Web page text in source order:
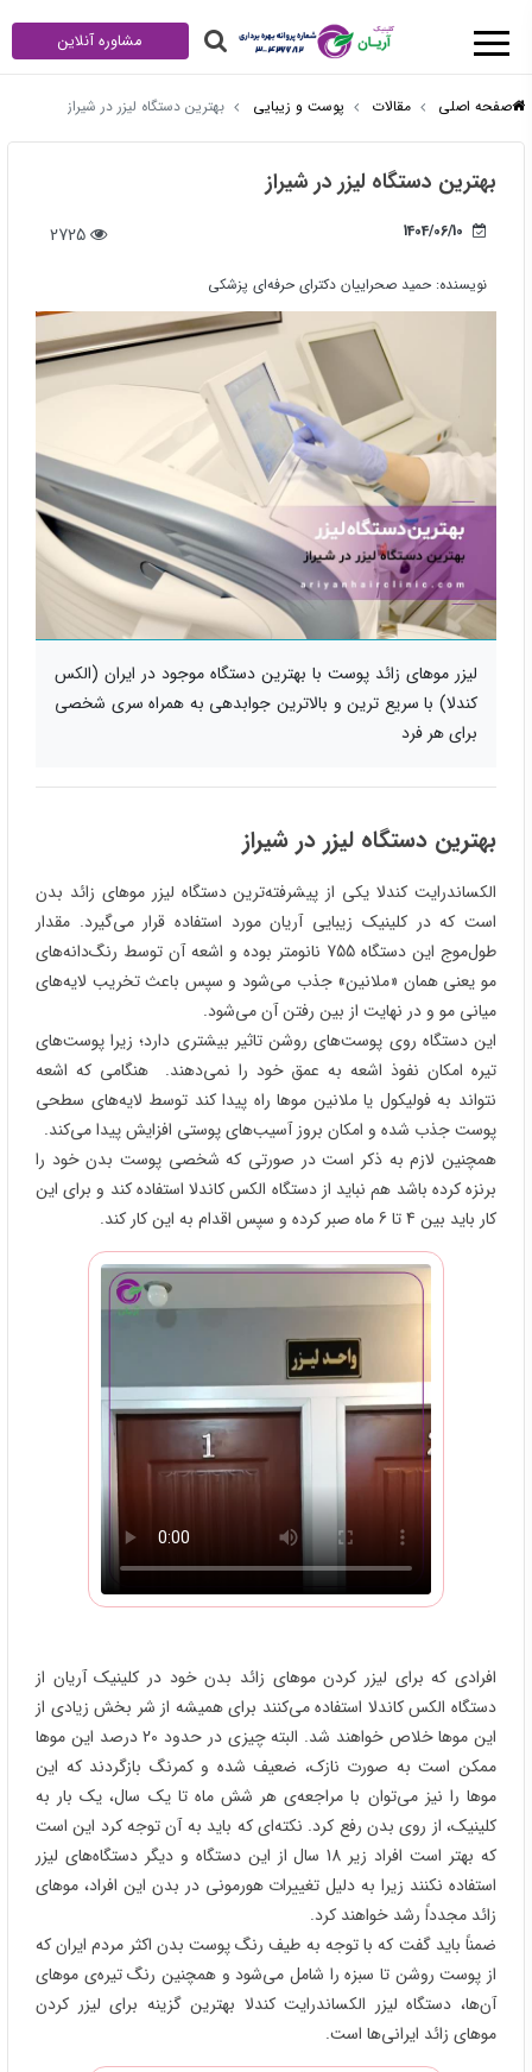
مشاوره آنلاین
صفحه اصلی مقالات پوست و زیبایی بهترین دستگاه لیزر در شیراز
بهترین دستگاه لیزر در شیراز
1404/06/10
نویسنده: حمید صحراییان دکترای حرفه‌ای پزشکی
لیزر موهای زائد پوست با بهترین دستگاه موجود در ایران (الکس
کندلا) با سریع ترین و بالاترین جوابدهی به همراه سری شخصی
برای هر فرد
بهترین دستگاه لیزر در شیراز
الکساندرایت کندلا یکی از پیشرفته‌ترین دستگاه لیزر موهای زائد بدن
است که در کلینیک زیبایی آریان مورد استفاده قرار می‌گیرد. مقدار
طول‌موج این دستگاه 755 نانومتر بوده و اشعه آن توسط رنگ‌دانه‌های
مو یعنی همان «ملانین» جذب می‌شود و سپس باعث تخریب لایه‌های
میانی مو و در نهایت از بین رفتن آن می‌شود.
این دستگاه روی پوست‌های روشن تاثیر بیشتری دارد؛ زیرا پوست‌های
تیره امکان نفوذ اشعه به عمق خود را نمی‌دهند. هنگامی که اشعه
نتواند به فولیکول یا ملانین موها راه پیدا کند توسط لایه‌های سطحی
پوست جذب شده و امکان بروز آسیب‌های پوستی افزایش پیدا می‌کند.
همچنین لازم به ذکر است در صورتی که شخصی پوست بدن خود را
برنزه کرده باشد هم نباید از دستگاه الکس کاندلا استفاده کند و برای این
کار باید بین 4 تا 6 ماه صبر کرده و سپس اقدام به این کار کند.
افرادی که برای لیزر کردن موهای زائد بدن خود در کلینیک آریان از
دستگاه الکس کاندلا استفاده می‌کنند برای همیشه از شر بخش زیادی از
این موها خلاص خواهند شد. البته چیزی در حدود 20 درصد این موها
ممکن است به صورت نازک، ضعیف شده و کمرنگ بازگردند که این
موها را نیز می‌توان با مراجعه‌ی هر شش ماه تا یک سال، یک بار به
کلینیک، از روی بدن رفع کرد. نکته‌ای که باید به آن توجه کرد این است
که بهتر است افراد زیر 18 سال از این دستگاه و دیگر دستگاه‌های لیزر
استفاده نکنند زیرا به دلیل تغییرات هورمونی در بدن این افراد، موهای
زائد مجدداً رشد خواهند کرد.
ضمناً باید گفت که با توجه به طیف رنگ پوست بدن اکثر مردم ایران که
از پوست روشن تا سبزه را شامل می‌شود و همچنین رنگ تیره‌ی موهای
آن‌ها، دستگاه لیزر الکساندرایت کندلا بهترین گزینه برای لیزر کردن
موهای زائد ایرانی‌ها است.